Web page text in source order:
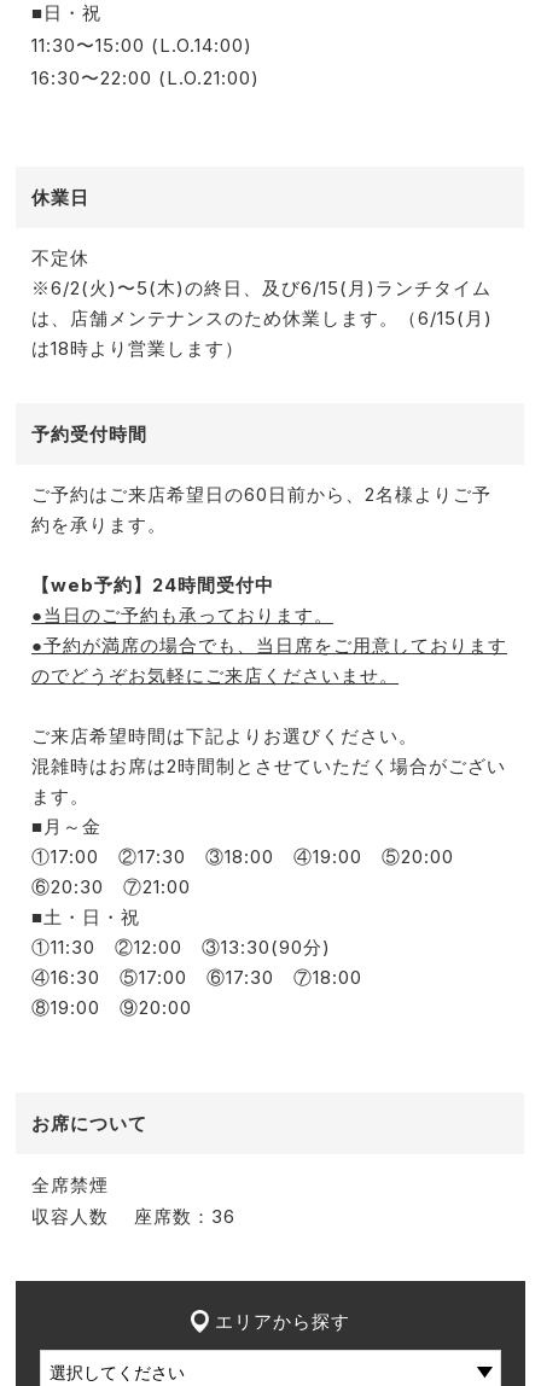
■日・祝
11:30〜15:00 (L.O.14:00)
16:30〜22:00 (L.O.21:00)
休業日
不定休
※6/2(火)〜5(木)の終日、及び6/15(月)ランチタイム
は、店舗メンテナンスのため休業します。（6/15(月)
は18時より営業します）
予約受付時間
ご予約はご来店希望日の60日前から、2名様よりご予
約を承ります。
【web予約】24時間受付中
●当日のご予約も承っております。
●予約が満席の場合でも、当日席をご用意しております
のでどうぞお気軽にご来店くださいませ。
ご来店希望時間は下記よりお選びください。
混雑時はお席は2時間制とさせていただく場合がござい
ます。
■月～金
①17:00 ②17:30 ③18:00 ④19:00 ⑤20:00
⑥20:30 ⑦21:00
■土・日・祝
①11:30 ②12:00 ③13:30(90分)
④16:30 ⑤17:00 ⑥17:30 ⑦18:00
⑧19:00 ⑨20:00
お席について
全席禁煙
収容人数 座席数：36
エリアから探す